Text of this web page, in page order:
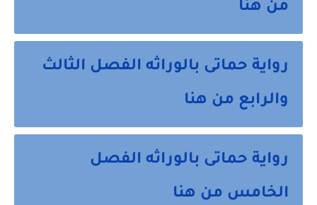
من هنا
رواية حماتى بالوراثه الفصل الثالث
والرابع من هنا
رواية حماتى بالوراثه الفصل
الخامس من هنا